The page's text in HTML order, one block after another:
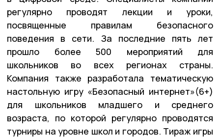
регулярно проводят лекции и уроки,
посвященные правилам безопасного
поведения в сети. За последние пять лет
прошло более 500 мероприятий для
школьников во всех регионах страны.
Компания также разработала тематическую
настольную игру «Безопасный интернет»(6+)
для школьников младшего и среднего
возраста, по которой регулярно проводятся
турниры на уровне школ и городов. Тираж игры